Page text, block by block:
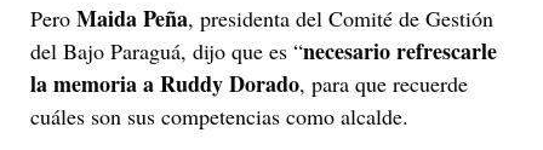
Pero Maida Peña, presidenta del Comité de Gestión
del Bajo Paraguá, dijo que es “necesario refrescarle
la memoria a Ruddy Dorado, para que recuerde
cuáles son sus competencias como alcalde.